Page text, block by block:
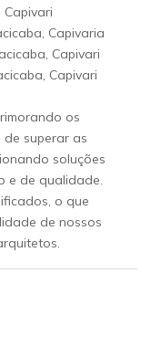
Capivari
Capivaria
Capivari
Capivari
os
de superar as
soluções
e de qualidade.
o que
de nossos